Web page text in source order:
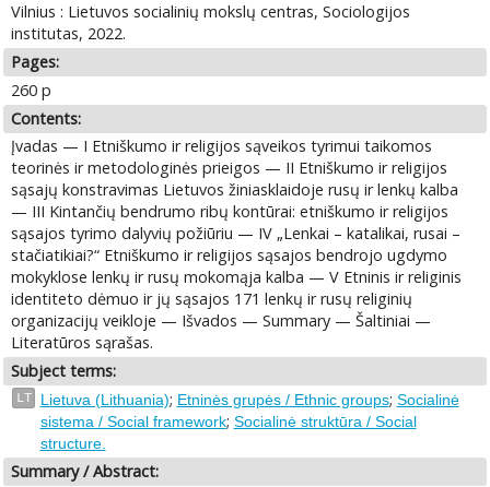
Vilnius : Lietuvos socialinių mokslų centras, Sociologijos
institutas, 2022.
Pages:
260 p
Contents:
Įvadas — I Etniškumo ir religijos sąveikos tyrimui taikomos
teorinės ir metodologinės prieigos — II Etniškumo ir religijos
sąsajų konstravimas Lietuvos žiniasklaidoje rusų ir lenkų kalba
— III Kintančių bendrumo ribų kontūrai: etniškumo ir religijos
sąsajos tyrimo dalyvių požiūriu — IV „Lenkai – katalikai, rusai –
stačiatikiai?“ Etniškumo ir religijos sąsajos bendrojo ugdymo
mokyklose lenkų ir rusų mokomąja kalba — V Etninis ir religinis
identiteto dėmuo ir jų sąsajos 171 lenkų ir rusų religinių
organizacijų veikloje — Išvados — Summary — Šaltiniai —
Literatūros sąrašas.
Subject terms:
LT Lietuva (Lithuania); Etninės grupės / Ethnic groups; Socialinė
sistema / Social framework; Socialinė struktūra / Social
structure.
Summary / Abstract: